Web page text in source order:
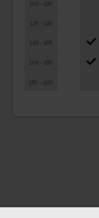
10h - 12h
12h - 14h
14h - 16h
16h - 18h
18h - 20h